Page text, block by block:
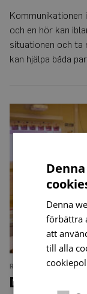
Kommunikationen
och en hör kan
situationen och ta
kan hjälpa båda
De
lär
sig
svenska
av
teckenspråk
REPORTAGE
De lär sig
Denna
förbättra
att
till alla